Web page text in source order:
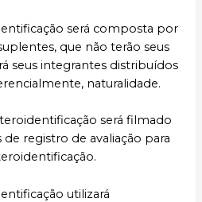
será composta por
que não terão seus
seus integrantes distribuídos
naturalidade.
será filmado
registro de avaliação para
utilizará